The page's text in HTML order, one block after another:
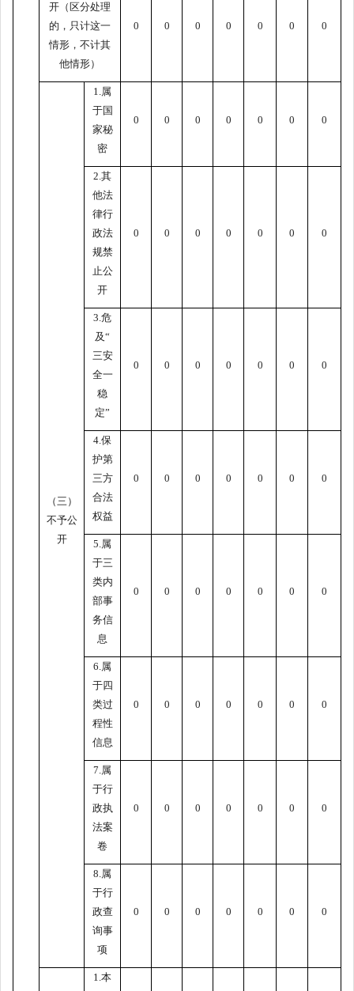
开（区分处理
的，只计这一
情形，不计其
他情形）
0 0 0 0 0 0 0
（三）
不予公
开
1.属
于国
家秘
密
0 0 0 0 0 0 0
2.其
他法
律行
政法
规禁
止公
开
0 0 0 0 0 0 0
3.危
及“
三安
全一
稳
定”
0 0 0 0 0 0 0
4.保
护第
三方
合法
权益
0 0 0 0 0 0 0
5.属
于三
类内
部事
务信
息
0 0 0 0 0 0 0
6.属
于四
类过
程性
信息
0 0 0 0 0 0 0
7.属
于行
政执
法案
卷
0 0 0 0 0 0 0
8.属
于行
政查
询事
项
0 0 0 0 0 0 0
1.本